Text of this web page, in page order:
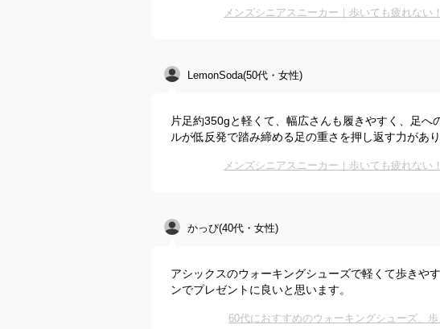
メンズシニアスニーカー｜歩いても疲れない
LemonSoda(50代・女性)
片足約350gと軽くて、幅広さんも履きやすく、足へ
ルが低反発で踏み締める足の重さを押し返す力があ
メンズシニアスニーカー｜歩いても疲れない
かっぴ(40代・女性)
アシックスのウォーキングシューズで軽くて歩きや
ンでプレゼントに良いと思います。
60代におすすめのウォーキングシューズ、